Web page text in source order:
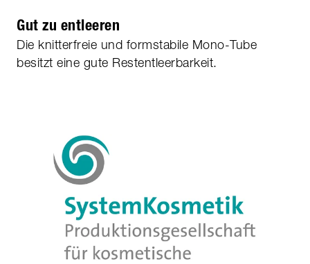
Gut zu entleeren
Die knitterfreie und formstabile Mono-Tube
besitzt eine gute Restentleerbarkeit.